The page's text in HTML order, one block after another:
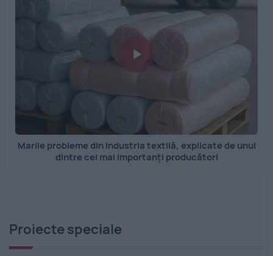
Marile probleme din industria textilă, explicate de unul
dintre cei mai importanți producători
Proiecte speciale